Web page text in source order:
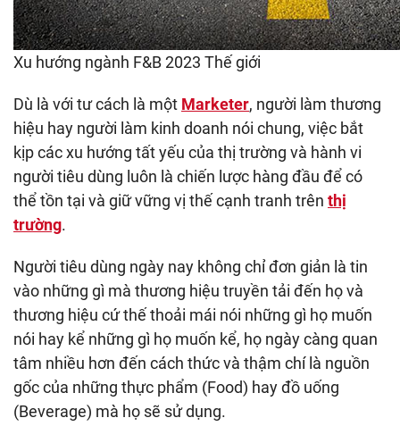
Xu hướng ngành F&B 2023 Thế giới
Dù là với tư cách là một Marketer, người làm thương
hiệu hay người làm kinh doanh nói chung, việc bắt
kịp các xu hướng tất yếu của thị trường và hành vi
người tiêu dùng luôn là chiến lược hàng đầu để có
thể tồn tại và giữ vững vị thế cạnh tranh trên thị
trường.
Người tiêu dùng ngày nay không chỉ đơn giản là tin
vào những gì mà thương hiệu truyền tải đến họ và
thương hiệu cứ thế thoải mái nói những gì họ muốn
nói hay kể những gì họ muốn kể, họ ngày càng quan
tâm nhiều hơn đến cách thức và thậm chí là nguồn
gốc của những thực phẩm (Food) hay đồ uống
(Beverage) mà họ sẽ sử dụng.